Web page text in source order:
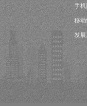
手
移
发展